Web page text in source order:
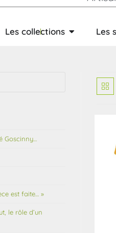
Les collections Les
Goscinny…
est faite… »
le rôle d’un